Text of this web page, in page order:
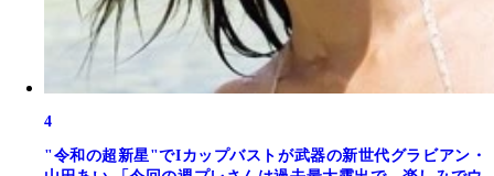
4
"令和の超新星"でIカップバストが武器の新世代グラビアン・